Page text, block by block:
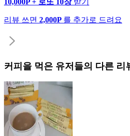
리뷰 쓰면 2,000P 를 추가로 드려요
커피 을 먹은 유저들의 다른 리